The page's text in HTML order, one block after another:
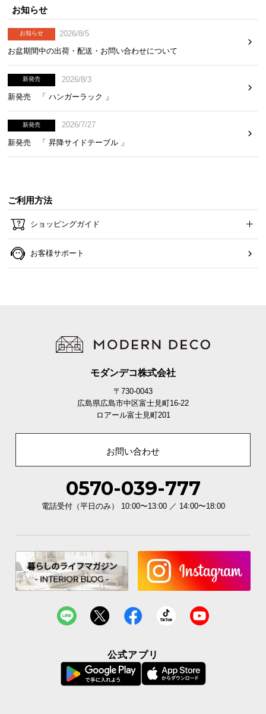
お知らせ
お知らせ
2026/8/5
お盆期間中の出荷・配送・お問い合わせについて
新発売
2026/8/3
新発売 「 ハンガーラック 」
新発売
2026/7/27
新発売 「 昇降サイドテーブル 」
ご利用方法
ショッピングガイド
お客様サポート
モダンデコ株式会社
〒730-0043
広島県広島市中区富士見町16-22
ロアール富士見町201
お問い合わせ
0570-039-777
電話受付（平日のみ） 10:00〜13:00 ／ 14:00〜18:00
公式アプリ